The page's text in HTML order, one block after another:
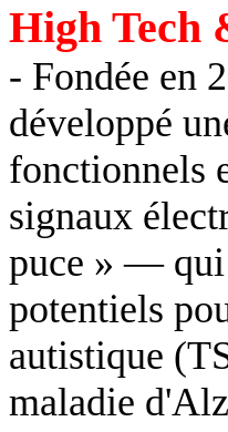
High Tech
- Fondée en
développé
fonctionnels
signaux
puce » — qui
potentiels
autistique
maladie